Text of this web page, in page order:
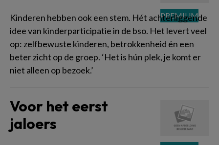
Kinderen hebben ook een stem. Hét achterliggende
idee van kinderparticipatie in de bso. Het levert veel
op: zelfbewuste kinderen, betrokkenheid én een
beter zicht op de groep. ‘Het is hún plek, je komt er
niet alleen op bezoek.’
Voor het eerst
jaloers